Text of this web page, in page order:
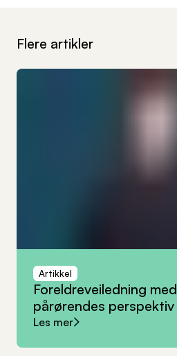
Flere artikler
Artikkel
Foreldreveiledning med
pårørendes perspektiv
Les mer